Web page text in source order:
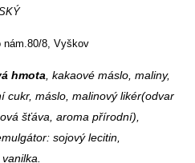
nám.80/8, Vyškov
hmota , kakaové máslo, maliny,
cukr, máslo, malinový likér(odvar
šťáva, aroma přírodní),
sojový lecitin,